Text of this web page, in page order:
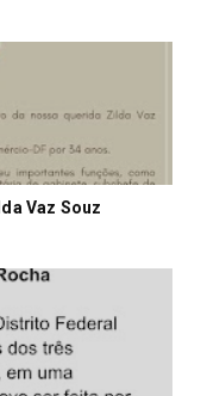
Vaz Souz